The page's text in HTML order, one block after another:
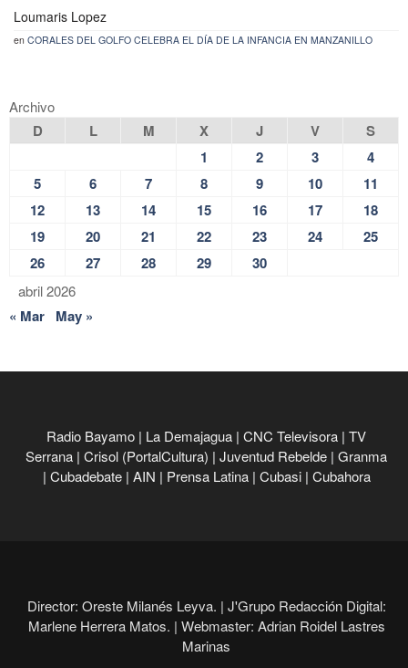
Loumaris Lopez
en CORALES DEL GOLFO CELEBRA EL DÍA DE LA INFANCIA EN MANZANILLO
Archivo
abril 2026
D L M X J V
S
1
2 3
4
5
6 7 8 9 10
11
12
13 14 15 16 17
18
19
20 21 22 23 24
25
26
27 28 29 30
« Mar May »
Radio Bayamo | La Demajagua | CNC Televisora | TV
Serrana | Crisol (PortalCultura) | Juventud Rebelde | Granma
| Cubadebate | AIN | Prensa Latina | Cubasi | Cubahora
Director: Oreste Milanés Leyva. | J'Grupo Redacción Digital:
Marlene Herrera Matos. | Webmaster: Adrian Roidel Lastres
Marinas